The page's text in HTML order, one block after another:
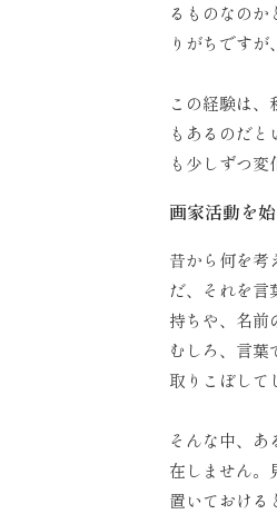
るものなの
りがちです
この経験は
もあるのだ
も少しずつ変
画家活動を
昔から何を考
だ、それを
持ちや、名前
むしろ、言
取りこぼして
そんな中、
在しません。
置いておける